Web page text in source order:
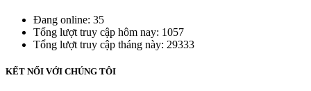
Đang online: 35
Tổng lượt truy cập hôm nay: 1057
Tổng lượt truy cập tháng này: 29333
KẾT NỐI VỚI CHÚNG TÔI